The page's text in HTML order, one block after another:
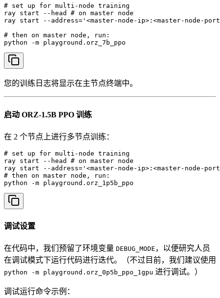
# set up for multi-node training
ray start --head # on master node
ray start --address='<master-node-ip>:<master-node-
# then on master node, run:
python -m playground.orz_7b_ppo
您的训练日志将显示在主节点终端中。
启动 ORZ-1.5B PPO 训练
在 2 个节点上进行多节点训练：
# set up for multi-node training
ray start --head # on master node
ray start --address='<master-node-ip>:<master-node-
# then on master node, run:
python -m playground.orz_1p5b_ppo
调试设置
在代码中，我们预留了环境变量 DEBUG_MODE ，以便研究人员
在调试模式下运行代码进行迭代。（不过目前，我们建议使用
python -m playground.orz_0p5b_ppo_1gpu 进行调试。）
调试运行命令示例：